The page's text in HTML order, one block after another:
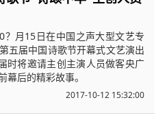
？月15日在中国之声大型文艺专
五届中国诗歌节开幕式文艺演出
时将邀请主创主演人员做客央广
幕后的精彩故事。
2017-10-12 15:32:00